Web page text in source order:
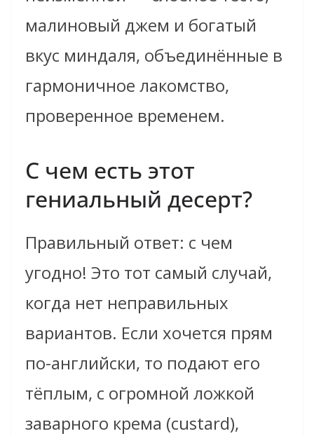
малиновый джем и богатый
вкус миндаля, объединённые в
гармоничное лакомство,
проверенное временем.
С чем есть этот
гениальный десерт?
Правильный ответ: с чем
угодно! Это тот самый случай,
когда нет неправильных
вариантов. Если хочется прям
по-английски, то подают его
тёплым, с огромной ложкой
заварного крема (custard),